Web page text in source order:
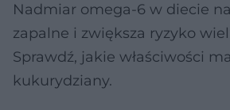
Nadmiar omega-6 w diecie
zapalne i zwiększa ryzyko
Sprawdź, jakie właściwości
kukurydziany.